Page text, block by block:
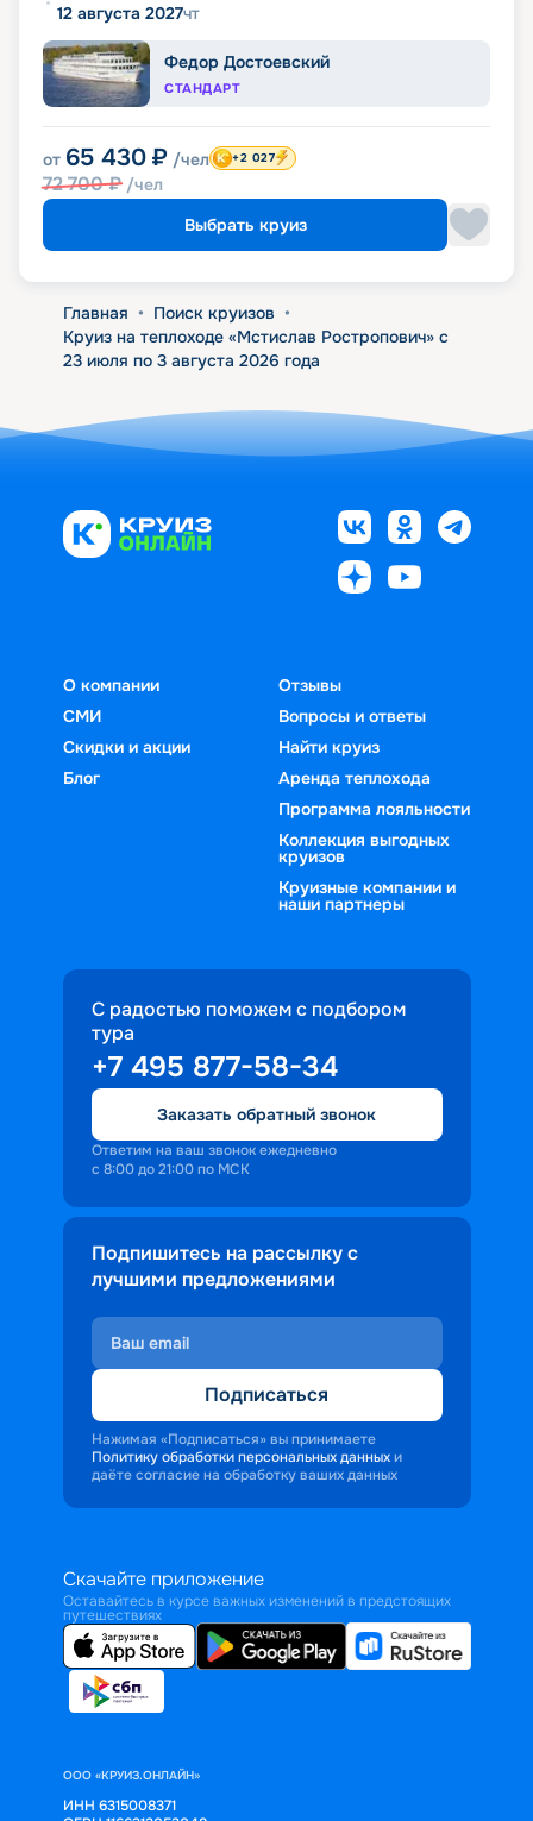
12 августа 2027чт
Федор Достоевский
СТАНДАРТ
от 65 430 ₽ /чел
72 700₽ /чел
+2 027
Выбрать круиз
Главная • Поиск круизов •
Круиз на теплоходе «Мстислав Ростропович» с
23 июля по 3 августа 2026 года
О компании
СМИ
Скидки и акции
Блог
Отзывы
Вопросы и ответы
Найти круиз
Аренда теплохода
Программа лояльности
Коллекция выгодных
круизов
Круизные компании и
наши партнеры
С радостью поможем с подбором
тура
+7 495 877-58-34
Заказать обратный звонок
Ответим на ваш звонок ежедневно
с 8:00 до 21:00 по МСК
Подпишитесь на рассылку с
лучшими предложениями
Подписаться
Нажимая «Подписаться» вы принимаете
Политику обработки персональных данных и
даёте согласие на обработку ваших данных
Скачайте приложение
Оставайтесь в курсе важных изменений в предстоящих
путешествиях
ООО «КРУИЗ.ОНЛАЙН»
ИНН 6315008371